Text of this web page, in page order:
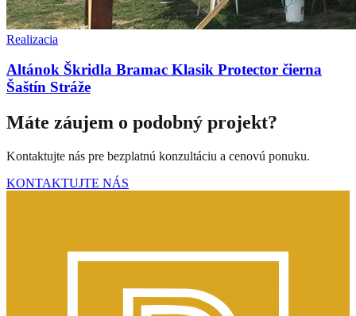
Realizacia
Altánok Škridla Bramac Klasik Protector čierna
Šaštín Stráže
Máte záujem o podobný projekt?
Kontaktujte nás pre bezplatnú konzultáciu a cenovú ponuku.
KONTAKTUJTE NÁS